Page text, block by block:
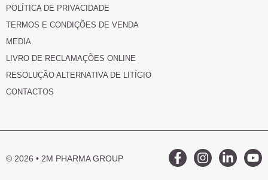
POLÍTICA DE PRIVACIDADE
TERMOS E CONDIÇÕES DE VENDA
MEDIA
LIVRO DE RECLAMAÇÕES ONLINE
RESOLUÇÃO ALTERNATIVA DE LITÍGIO
CONTACTOS
© 2026 • 2M PHARMA GROUP